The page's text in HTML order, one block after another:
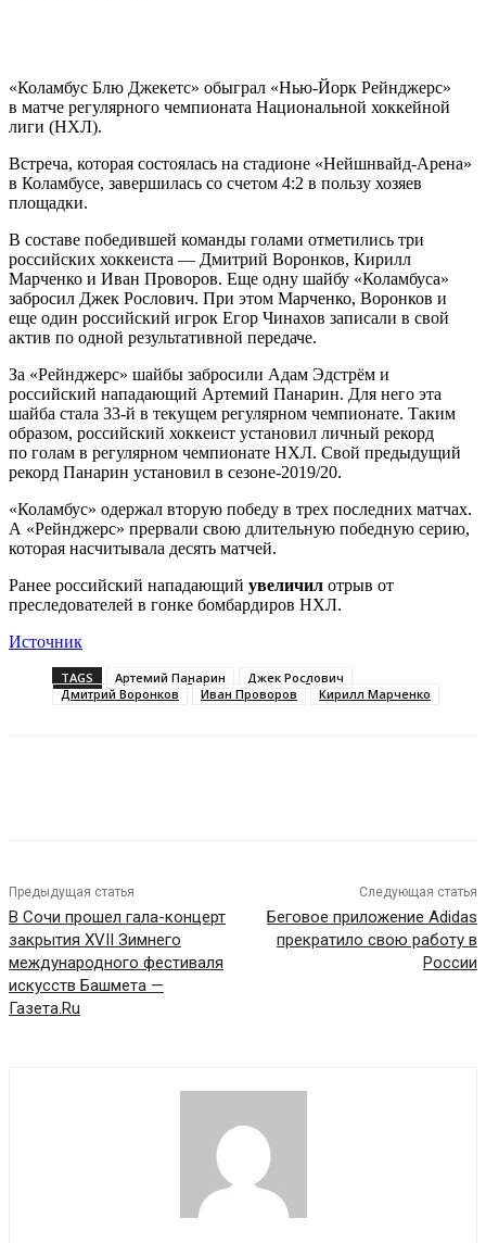
«Коламбус Блю Джекетс» обыграл «Нью-Йорк Рейнджерс»
в матче регулярного чемпионата Национальной хоккейной
лиги (НХЛ).
Встреча, которая состоялась на стадионе «Нейшнвайд-Арена»
в Коламбусе, завершилась со счетом 4:2 в пользу хозяев
площадки.
В составе победившей команды голами отметились три
российских хоккеиста — Дмитрий Воронков, Кирилл
Марченко и Иван Проворов. Еще одну шайбу «Коламбуса»
забросил Джек Рослович. При этом Марченко, Воронков и
еще один российский игрок Егор Чинахов записали в свой
актив по одной результативной передаче.
За «Рейнджерс» шайбы забросили Адам Эдстрём и
российский нападающий Артемий Панарин. Для него эта
шайба стала 33-й в текущем регулярном чемпионате. Таким
образом, российский хоккеист установил личный рекорд
по голам в регулярном чемпионате НХЛ. Свой предыдущий
рекорд Панарин установил в сезоне-2019/20.
«Коламбус» одержал вторую победу в трех последних матчах.
А «Рейнджерс» прервали свою длительную победную серию,
которая насчитывала десять матчей.
Ранее российский нападающий увеличил отрыв от
преследователей в гонке бомбардиров НХЛ.
Источник
TAGS Артемий Панарин
Джек Рослович
Дмитрий Воронков
Иван Проворов Кирилл Марченко
Предыдущая статья
В Сочи прошел гала-концерт
закрытия XVII Зимнего
международного фестиваля
искусств Башмета —
Газета.Ru
Следующая статья
Беговое приложение Adidas
прекратило свою работу в
России